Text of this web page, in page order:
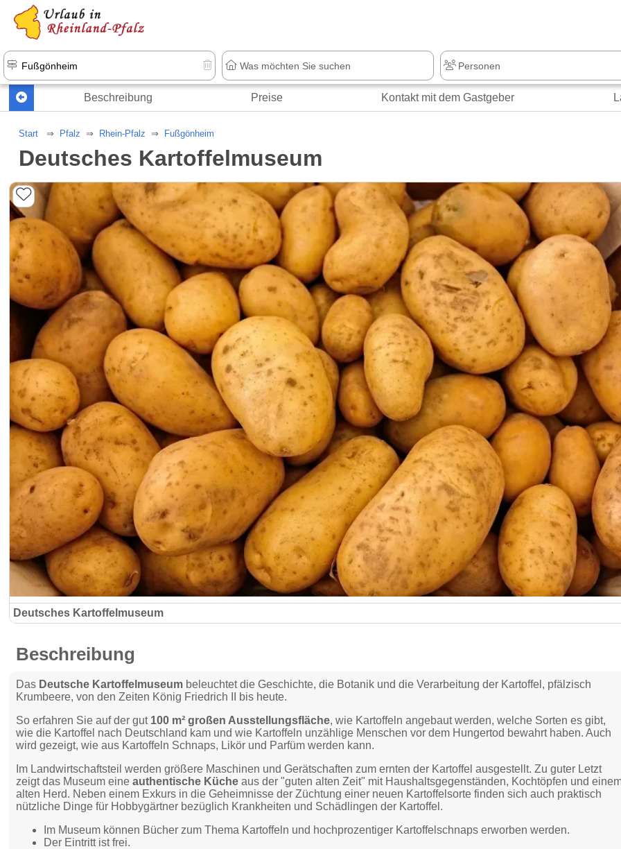
Beschreibung Preise Kontakt mit dem Gastgeber
Start Pfalz Rhein-Pfalz Fußgönheim
Deutsches Kartoffelmuseum
Deutsches Kartoffelmuseum
Beschreibung
Das Deutsche Kartoffelmuseum beleuchtet die Geschichte, die Botanik und die Verarbeitung der Kartoffel, pfälzisch
Krumbeere, von den Zeiten König Friedrich II bis heute.
So erfahren Sie auf der gut100 m² großen Ausstellungsfläche, wie Kartoffeln angebaut werden, welche Sorten es gibt,
wie die Kartoffel nach Deutschland kam und wie Kartoffeln unzählige Menschen vor dem Hungertod bewahrt haben. Auch
wird gezeigt, wie aus Kartoffeln Schnaps, Likör und Parfüm werden kann.
Im Landwirtschaftsteil werden größere Maschinen und Gerätschaften zum ernten der Kartoffel ausgestellt. Zu guter Letzt
zeigt das Museum eineauthentische Küche aus der "guten alten Zeit" mit Haushaltsgegenständen, Kochtöpfen und
alten Herd. Neben einem Exkurs in die Geheimnisse der Züchtung einer neuen Kartoffelsorte finden sich auch praktisch
nützliche Dinge für Hobbygärtner bezüglich Krankheiten und Schädlingen der Kartoffel.
Im Museum können Bücher zum Thema Kartoffeln und hochprozentiger Kartoffelschnaps erworben werden.
Der Eintritt ist frei.